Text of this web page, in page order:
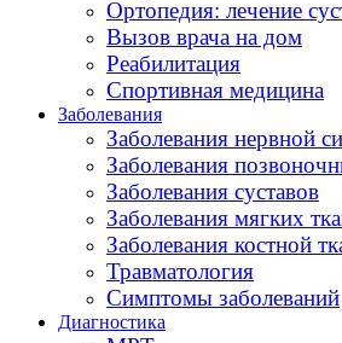
Ортопедия: лечение
Вызов врача на дом
Реабилитация
Спортивная медицина
Заболевания
Заболевания нервной
Заболевания
Заболевания суставов
Заболевания мягких
Заболевания костной
Травматология
Симптомы заболеваний
Диагностика